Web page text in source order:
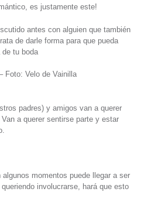
es justamente este!
antes con alguien que también
de darle forma para que pueda
de tu boda
Foto: Velo de Vainilla
padres) y amigos van a querer
a querer sentirse parte y estar
momentos puede llegar a ser
involucrarse, hará que esto